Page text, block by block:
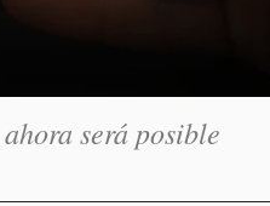
será posible